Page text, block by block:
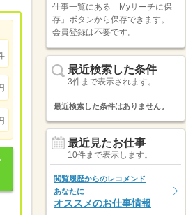
仕事一覧にある「Myサーチに保
存」ボタンから保存できます。
会員登録は不要です。
最近検索した条件
3件まで表示されます。
最近検索した条件はありません。
最近見たお仕事
10件まで表示します。
閲覧履歴からのレコメンド
あなたに
オススメのお仕事情報